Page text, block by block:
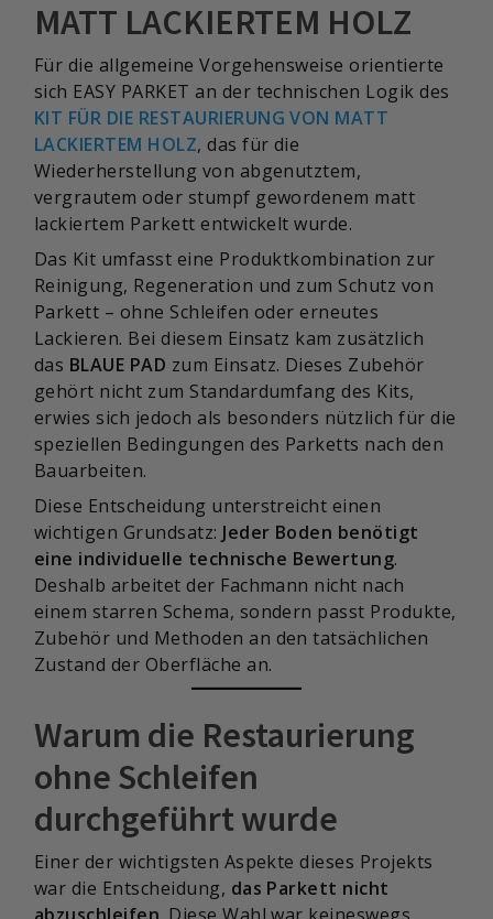
MATT LACKIERTEM HOLZ
Für die allgemeine Vorgehensweise orientierte
sich EASY PARKET an der technischen Logik des
KIT FÜR DIE RESTAURIERUNG VON MATT
LACKIERTEM HOLZ, das für die
Wiederherstellung von abgenutztem,
vergrautem oder stumpf gewordenem matt
lackiertem Parkett entwickelt wurde.
Das Kit umfasst eine Produktkombination zur
Reinigung, Regeneration und zum Schutz von
Parkett – ohne Schleifen oder erneutes
Lackieren. Bei diesem Einsatz kam zusätzlich
das BLAUE PAD zum Einsatz. Dieses Zubehör
gehört nicht zum Standardumfang des Kits,
erwies sich jedoch als besonders nützlich für die
speziellen Bedingungen des Parketts nach den
Bauarbeiten.
Diese Entscheidung unterstreicht einen
wichtigen Grundsatz: Jeder Boden benötigt
eine individuelle technische Bewertung.
Deshalb arbeitet der Fachmann nicht nach
einem starren Schema, sondern passt Produkte,
Zubehör und Methoden an den tatsächlichen
Zustand der Oberfläche an.
Warum die Restaurierung
ohne Schleifen
durchgeführt wurde
Einer der wichtigsten Aspekte dieses Projekts
war die Entscheidung, das Parkett nicht